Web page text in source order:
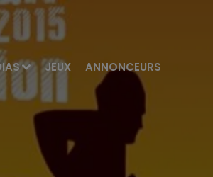
JEUX ANNONCEURS